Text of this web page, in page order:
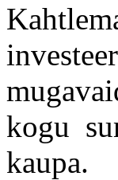
kogu
kaupa.